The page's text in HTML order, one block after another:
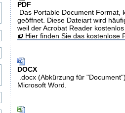
PDF
Das Portable Document Format,
geöffnet. Diese Dateiart wird
weil der Acrobat Reader
Hier finden Sie das kostenlose
DOCX
.docx (Abkürzung für
Microsoft Word.